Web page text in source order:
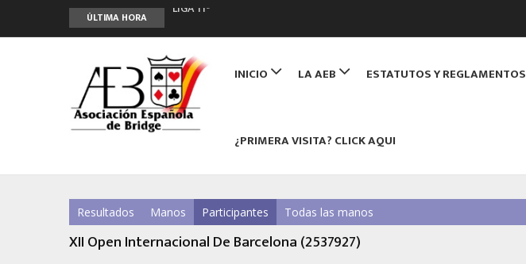
ÚLTIMA HORA
Curso de Formación y Actualización de Monitores de Bridge
ANUNCIATE EN NUESTRA REVISTA
NUEVA PROGRAMACIÓN TORNEOS FUNBRIDGE
navigation
INICIO LA AEB ESTATUTOS Y REGLAMENTOS
¿PRIMERA VISITA? CLICK AQUI
Resultados Manos Participantes Todas las manos
XII Open Internacional De Barcelona (2537927)